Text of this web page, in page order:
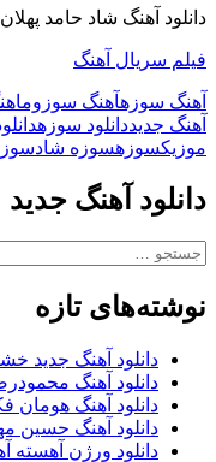
دانلود آهنگ شاد حامد
فیلم سریال آهنگ
آهنگ سوزهآهنگ سوزوم
آهنگ جدیددانلود سوزه
موزیکسوزهسوزه شاد
دانلود آهنگ جدید
جستجو
نوشته‌های تازه
دانلود آهنگ جدید
دانلود آهنگ
دانلود آهنگ هومان
دانلود آهنگ حسین
دانلود ورژن آهسته